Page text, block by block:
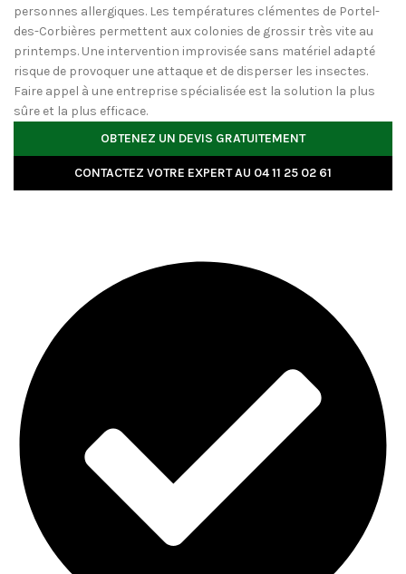
personnes allergiques. Les températures clémentes de Portel-
des-Corbières permettent aux colonies de grossir très vite au
printemps. Une intervention improvisée sans matériel adapté
risque de provoquer une attaque et de disperser les insectes.
Faire appel à une entreprise spécialisée est la solution la plus
sûre et la plus efficace.
OBTENEZ UN DEVIS GRATUITEMENT
CONTACTEZ VOTRE EXPERT AU 04 11 25 02 61